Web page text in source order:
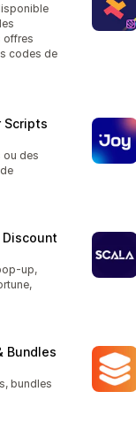
offres
codes de
Scripts
ou des
Discount
up,
Bundles
bundles